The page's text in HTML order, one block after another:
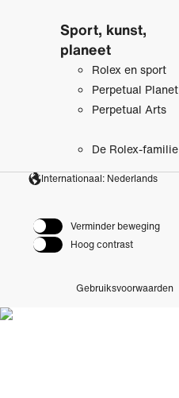
Sport, kunst,
planeet
Rolex en sport
Perpetual Planet
Perpetual Arts
De Rolex-familie
Internationaal: Nederlands
Verminder beweging
Hoog contrast
Gebruiksvoorwaarden